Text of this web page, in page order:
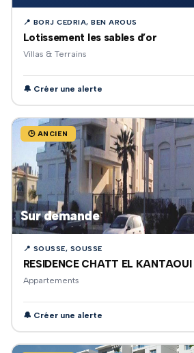
📍 BORJ CEDRIA, BEN AROUS
Lotissement les sables d’or
Villas & Terrains
🔔 Créer une alerte
🕒 ANCIEN
Sur demande
📍 SOUSSE, SOUSSE
RESIDENCE CHATT EL KANTAOUI
Appartements
🔔 Créer une alerte